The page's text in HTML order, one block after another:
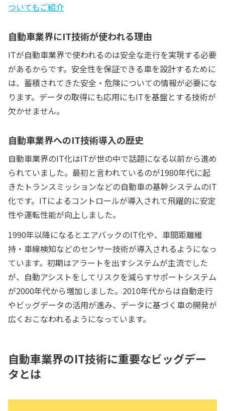
ついてもご紹介
自動車業界にIT技術が使われる理由
ITが自動車業界で使われるのは安全な走行を実現する必要
があるからです。安全性を保証できる車を設計するために
は、蓄積されてきた安全・危険についての情報が必要にな
ります。データの取得にも応用にもITを基盤とする技術が
欠かせません。
自動車業界へのIT技術導入の歴史
自動車業界のIT化はITが世の中で話題になる以前から進め
られていました。最初と言われているのが1980年代に起
きたトランスミッションなどの自動車の基幹システムのIT
化です。ITによるコントロールが導入されて飛躍的に安定
性や運転性能が向上しました。
1990年以降になるとエアバックのIT化や、車間距離維
持・車線検知などのセンサー技術が導入されるようになっ
ています。初期はアラートを出すシステムが主流でした
が、自動アシストをしてリスクを減らすサポートシステム
が2000年代から増加しました。2010年代からは自動走行
やビッグデータの活用が進み、データに基づく車の開発が
広くおこなわれるようになっています。
自動車業界のIT技術に重要なビッグデー
タとは